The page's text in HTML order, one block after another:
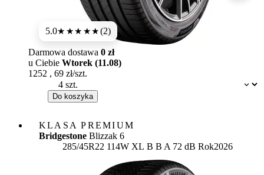
5.0★★★★★(2)
Dostępność:
Darmowa dostawa 0 zł
u Ciebie Wtorek (11.08)
1252 , 69 zł/szt.
Do koszyka
KLASA PREMIUM
Bridgestone Blizzak 6
285/45R22 114W XL Etykieta:
B B A 72 dB Rok2026